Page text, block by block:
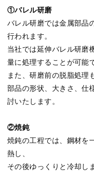
①バレル研磨
バレル研磨では金属部品
行われます。
当社では延伸バレル研磨
量に処理することが可能
また、研磨前の脱脂処理
部品の形状、大きさ、仕
討いたします。
②焼鈍
焼鈍の工程では、鋼材を
熱し、
その後ゆっくりと冷却し